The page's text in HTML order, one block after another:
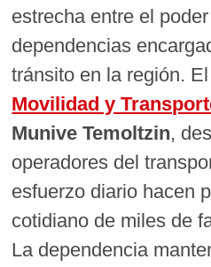
estrecha entre el
dependencias
tránsito en la región. El
Movilidad y
Munive Temoltzin,
operadores del
esfuerzo diario hacen
cotidiano de miles de
La dependencia